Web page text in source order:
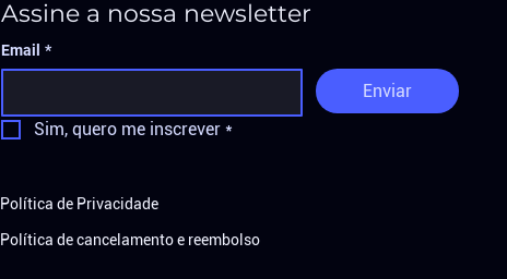
Assine a nossa newsletter
Email *
Enviar
Sim, quero me inscrever *
Política de Privacidade
Política de cancelamento e reembolso